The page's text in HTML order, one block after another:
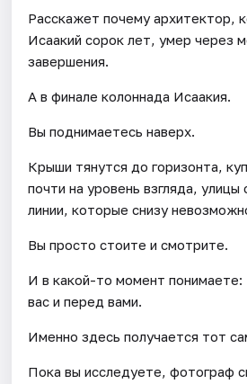
Расскажет почему архитектор,
Исаакий сорок лет, умер через
завершения.
А в финале колоннада Исаакия.
Вы поднимаетесь наверх.
Крыши тянутся до горизонта,
почти на уровень взгляда, улицы
линии, которые снизу
Вы просто стоите и смотрите.
И в какой-то момент понимаете:
вас и перед вами.
Именно здесь получается тот
Пока вы исследуете, фотограф